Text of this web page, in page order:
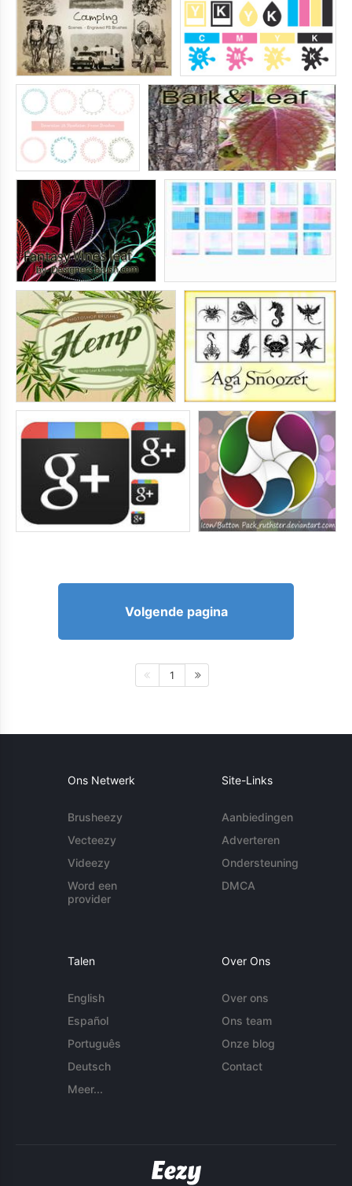
Volgende pagina
1
Ons Netwerk
Brusheezy
Vecteezy
Videezy
Word een
provider
Site-Links
Aanbiedingen
Adverteren
Ondersteuning
DMCA
Talen
English
Español
Português
Deutsch
Meer...
Over Ons
Over ons
Ons team
Onze blog
Contact